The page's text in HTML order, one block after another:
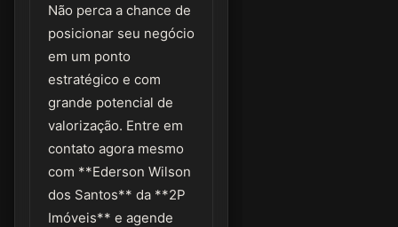
Não perca a chance de
posicionar seu negócio
em um ponto
estratégico e com
grande potencial de
valorização. Entre em
contato agora mesmo
com **Ederson Wilson
dos Santos** da **2P
Imóveis** e agende